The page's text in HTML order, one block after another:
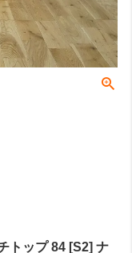
トップ 84 [S2] ナ